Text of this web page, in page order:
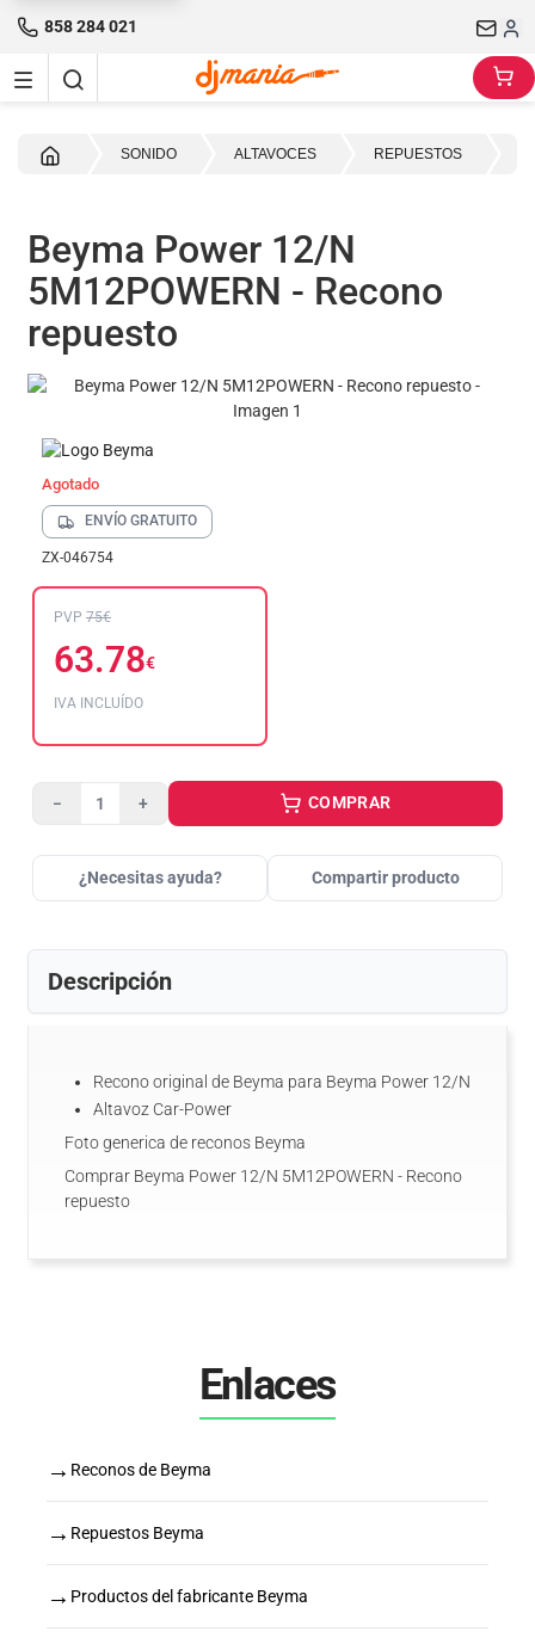
858 284 021
SONIDO ALTAVOCES REPUESTOS
Beyma Power 12/N
5M12POWERN - Recono
repuesto
Agotado
ENVÍO GRATUITO
ZX-046754
PVP 75€
63.78€
IVA INCLUÍDO
− + COMPRAR
¿Necesitas ayuda? Compartir producto
Descripción
Recono original de Beyma para Beyma Power 12/N
Altavoz Car-Power
Foto generica de reconos Beyma
Comprar Beyma Power 12/N 5M12POWERN - Recono
repuesto
Enlaces
→ Reconos de Beyma
→ Repuestos Beyma
→ Productos del fabricante Beyma